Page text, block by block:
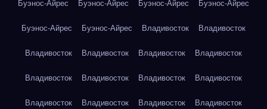
Буэнос-Айрес Буэнос-Айрес Буэнос-Айрес Буэнос-Айрес
Буэнос-Айрес Буэнос-Айрес Владивосток Владивосток
Владивосток Владивосток Владивосток Владивосток
Владивосток Владивосток Владивосток Владивосток
Владивосток Владивосток Владивосток Владивосток